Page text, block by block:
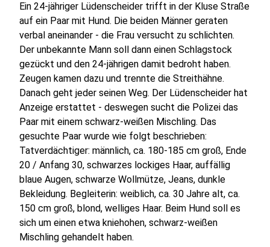
Ein 24-jähriger Lüdenscheider trifft in der Kluse Straße
auf ein Paar mit Hund. Die beiden Männer geraten
verbal aneinander - die Frau versucht zu schlichten.
Der unbekannte Mann soll dann einen Schlagstock
gezückt und den 24-jährigen damit bedroht haben.
Zeugen kamen dazu und trennte die Streithähne.
Danach geht jeder seinen Weg. Der Lüdenscheider hat
Anzeige erstattet - deswegen sucht die Polizei das
Paar mit einem schwarz-weißen Mischling. Das
gesuchte Paar wurde wie folgt beschrieben:
Tatverdächtiger: männlich, ca. 180-185 cm groß, Ende
20 / Anfang 30, schwarzes lockiges Haar, auffällig
blaue Augen, schwarze Wollmütze, Jeans, dunkle
Bekleidung. Begleiterin: weiblich, ca. 30 Jahre alt, ca.
150 cm groß, blond, welliges Haar. Beim Hund soll es
sich um einen etwa kniehohen, schwarz-weißen
Mischling gehandelt haben.